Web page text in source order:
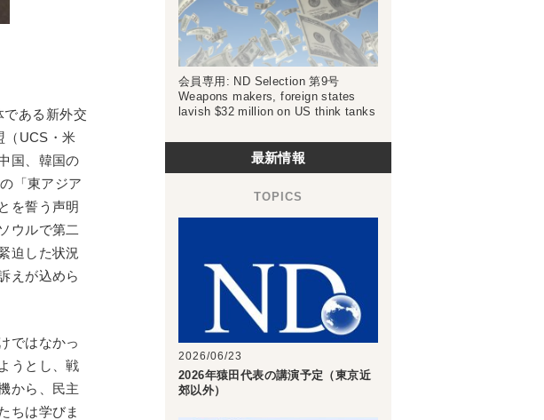
ある新外交
（UCS・米
国、韓国の
「東アジア
を誓う声明
ウルで第二
迫した状況
えが込めら
ではなかっ
うとし、戦
から、民主
ちは学びま
会員専用: ND Selection 第9号
Weapons makers, foreign states
lavish $32 million on US think tanks
最新情報
2026/06/23
2026年猿田代表の講演予定（東京近
郊以外）